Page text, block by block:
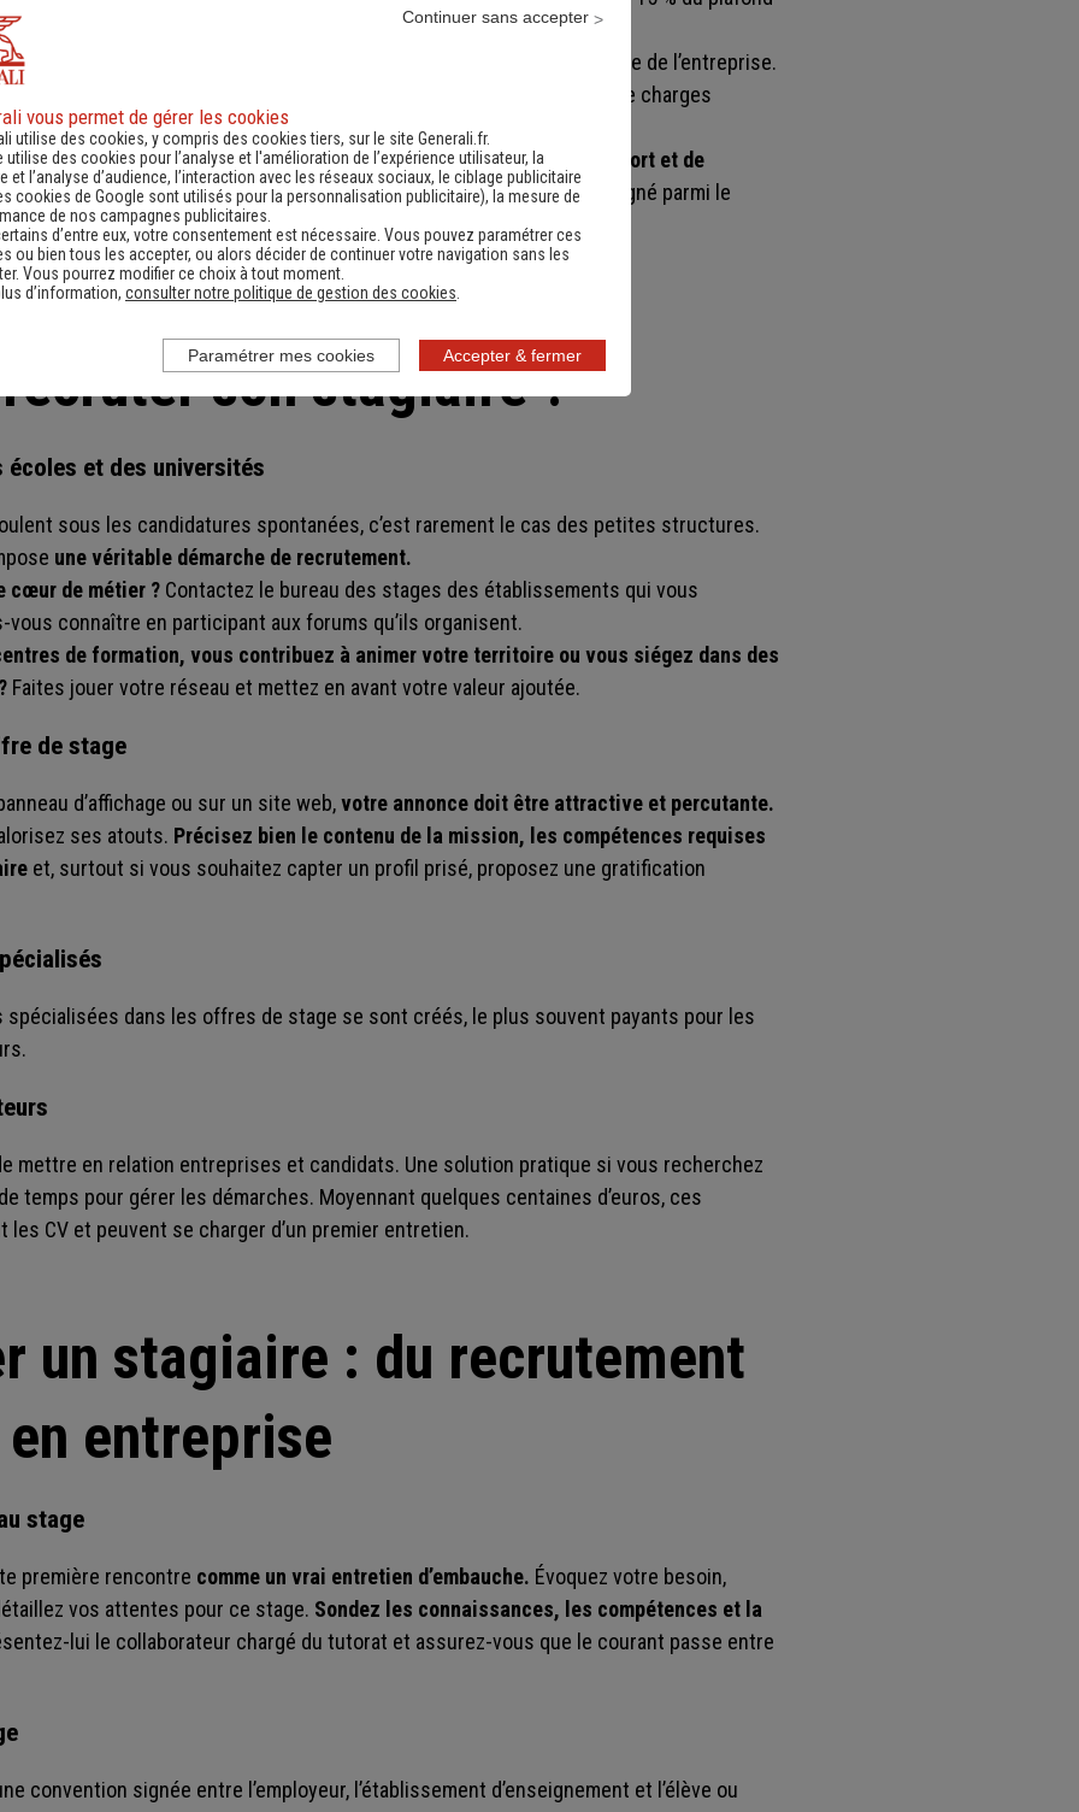
prévoir d’autres dispositions, à vérifier dans la convention collective de l’entreprise.
son stagiaire,
mais seule la part obligatoire est exonérée de charges
divers coûts indirects. L’employeur doit participer auxfrais de transport et de
s’il était salarié. Sa prise en charge est effectué par un tuteur désigné parmi le
et le formera sur son temps de travail.
6 mois. Soit une présence effective de 924 heures.
son stagiaire ?
écoles et des universités
sous les candidatures spontanées, c’est rarement le cas des petites structures.
une véritable démarche de recrutement.
cœur de métier ?Contactez le bureau des stages des établissements qui vous
connaître en participant aux forums qu’ils organisent.
de formation, vous contribuez à animer votre territoire ou vous siégez dans des
Faites jouer votre réseau et mettez en avant votre valeur ajoutée.
de stage
d’affichage ou sur un site web,votre annonce doit être attractive et percutante.
ses atouts. Précisez bien le contenu de la mission, les compétences requises
et, surtout si vous souhaitez capter un profil prisé, proposez une gratification
spécialisées dans les offres de stage se sont créés, le plus souvent payants pour les
mettre en relation entreprises et candidats. Une solution pratique si vous recherchez
temps pour gérer les démarches. Moyennant quelques centaines d’euros, ces
CV et peuvent se charger d’un premier entretien.
un stagiaire : du recrutement
entreprise
stage
première rencontre comme un vrai entretien d’embauche. Évoquez votre besoin,
vos attentes pour ce stage. Sondez les connaissances, les compétences et la
lui le collaborateur chargé du tutorat et assurez-vous que le courant passe entre
convention signée entre l’employeur, l’établissement d’enseignement et l’élève ou
vous permet de gérer les cookies
utilise des cookies, y compris des cookies tiers, sur le site Generali.fr.
utilise des cookies pour l’analyse et l'amélioration de l’expérience utilisateur, la
et l’analyse d’audience, l’interaction avec les réseaux sociaux, le ciblage publicitaire
cookies de Google sont utilisés pour la personnalisation publicitaire), la mesure de
de nos campagnes publicitaires.
d’entre eux, votre consentement est nécessaire. Vous pouvez paramétrer ces
ou bien tous les accepter, ou alors décider de continuer votre navigation sans les
Vous pourrez modifier ce choix à tout moment.
d’information, consulter notre politique de gestion des cookies
Accepter & fermer
Continuer sans accepter
Paramétrer mes cookies